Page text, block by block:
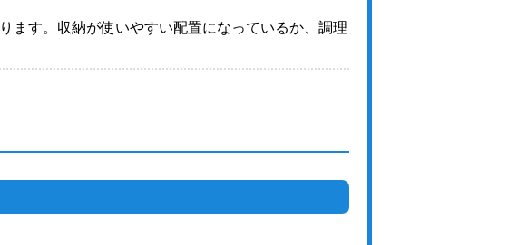
ます。収納が使いやすい配置になっているか、調理